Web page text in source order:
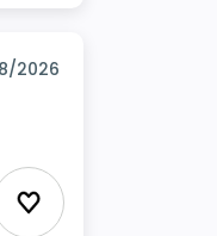
2026
Ajouter aux